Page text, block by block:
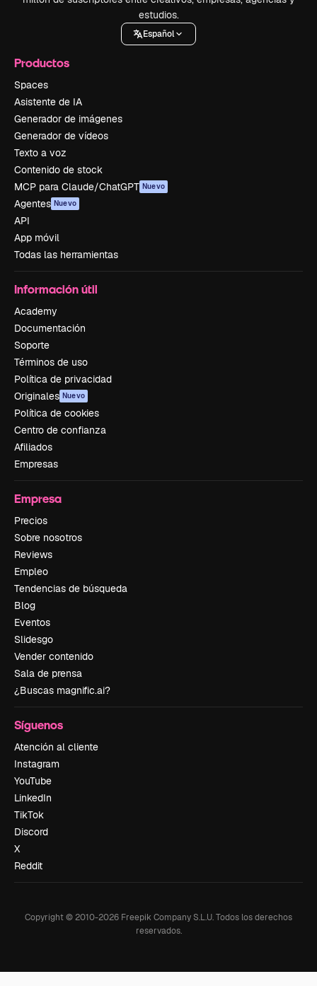
estudios.
Español
Productos
Spaces
Asistente de IA
Generador de imágenes
Generador de vídeos
Texto a voz
Contenido de stock
MCP para Claude/ChatGPT Nuevo
Agentes Nuevo
API
App móvil
Todas las herramientas
Información útil
Academy
Documentación
Soporte
Términos de uso
Política de privacidad
Originales Nuevo
Política de cookies
Centro de confianza
Afiliados
Empresas
Empresa
Precios
Sobre nosotros
Reviews
Empleo
Tendencias de búsqueda
Blog
Eventos
Slidesgo
Vender contenido
Sala de prensa
¿Buscas magnific.ai?
Síguenos
Atención al cliente
Instagram
YouTube
LinkedIn
TikTok
Discord
X
Reddit
Copyright © 2010-2026 Freepik Company S.L.U.Todos los derechos
reservados.